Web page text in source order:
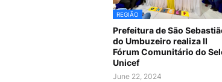
REGIÃO
Prefeitura de São
do Umbuzeiro realiza II
Fórum Comunitário do
Unicef
June 22, 2024